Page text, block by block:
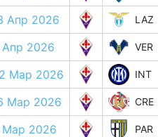
Апр 2026 LAZ
Апр 2026 VER
Мар 2026 INT
Мар 2026 CRE
Мар 2026 PAR